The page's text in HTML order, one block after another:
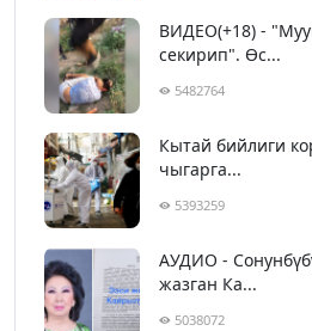
ВИДЕО(+18) -
секирип". Өс...
5482764
Кытай бийлиги
чыгарга...
5393259
АУДИО -
жазган Ка...
5038072